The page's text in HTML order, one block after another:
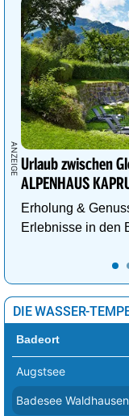
Urlaub zwischen
ALPENHAUS
Erholung &
Erlebnisse in den
DIE WASSER-
Badeort
Augstsee
Badesee Waldhausen